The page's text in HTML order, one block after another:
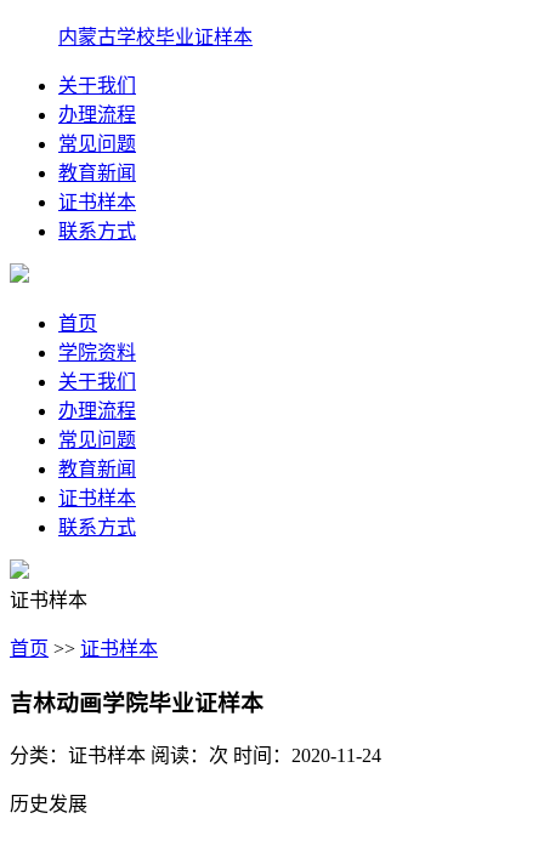
内蒙古学校毕业证样本
关于我们
办理流程
常见问题
教育新闻
证书样本
联系方式
首页
学院资料
关于我们
办理流程
常见问题
教育新闻
证书样本
联系方式
证书样本
首页 >> 证书样本
吉林动画学院毕业证样本
分类：证书样本 阅读： 次 时间：2020-11-24
历史发展